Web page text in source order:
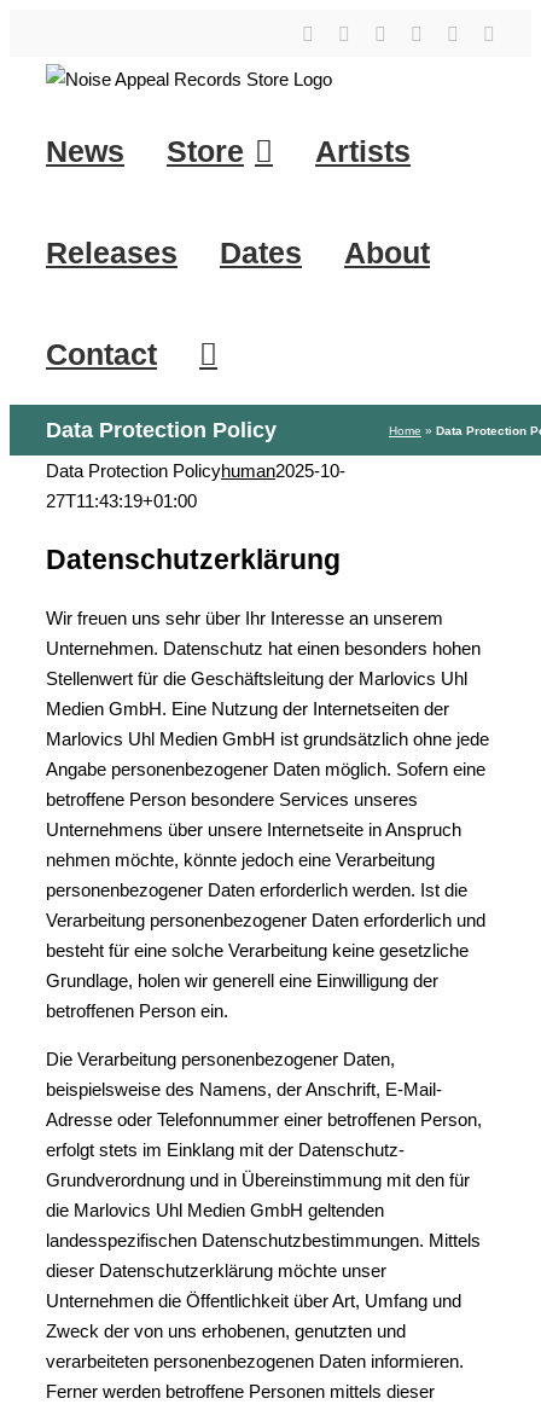
content
YouTubeInstagramFacebook
Tiktok
News Store Artists
Releases Dates About
Contact
Data Protection Policy Home » Data Protection
Data Protection Policyhuman2025-10-
27T11:43:19+01:00
Datenschutzerklärung
Wir freuen uns sehr über Ihr Interesse an unserem
Unternehmen. Datenschutz hat einen besonders hohen
Stellenwert für die Geschäftsleitung der Marlovics Uhl
Medien GmbH. Eine Nutzung der Internetseiten der
Marlovics Uhl Medien GmbH ist grundsätzlich ohne jede
Angabe personenbezogener Daten möglich. Sofern eine
betroffene Person besondere Services unseres
Unternehmens über unsere Internetseite in Anspruch
nehmen möchte, könnte jedoch eine Verarbeitung
personenbezogener Daten erforderlich werden. Ist die
Verarbeitung personenbezogener Daten erforderlich und
besteht für eine solche Verarbeitung keine gesetzliche
Grundlage, holen wir generell eine Einwilligung der
betroffenen Person ein.
Die Verarbeitung personenbezogener Daten,
beispielsweise des Namens, der Anschrift, E-Mail-
Adresse oder Telefonnummer einer betroffenen Person,
erfolgt stets im Einklang mit der Datenschutz-
Grundverordnung und in Übereinstimmung mit den für
die Marlovics Uhl Medien GmbH geltenden
landesspezifischen Datenschutzbestimmungen. Mittels
dieser Datenschutzerklärung möchte unser
Unternehmen die Öffentlichkeit über Art, Umfang und
Zweck der von uns erhobenen, genutzten und
verarbeiteten personenbezogenen Daten informieren.
Ferner werden betroffene Personen mittels dieser